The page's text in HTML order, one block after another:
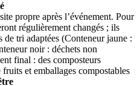
propre après l’événement. Pour
régulièrement changés ; ils
de tri adaptées (Conteneur jaune :
noir : déchets non
final : des composteurs
et emballages compostables